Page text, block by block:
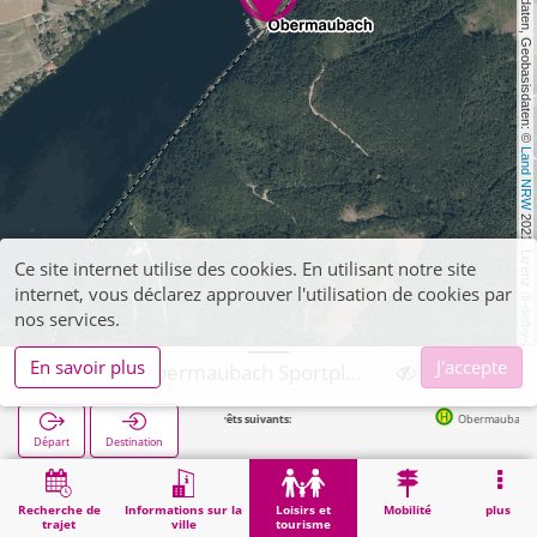
, Kartendaten, Geobasisdaten: ©
Land NRW
2021, Lizenz
dl-de/by-2-0
Recherche de
trajet
Informations sur la
ville
Loisirs et
tourisme
Mobilité plus
Départ Destination
Arrêts suivants: Obermaubach Bf in 113m
Démarrage Loisirs et tourisme Kreuzau, Obermaubach Sportplatz
Ce site internet utilise des cookies. En utilisant notre site
internet, vous déclarez approuver l'utilisation de cookies par
nos services.
En savoir plus
J'accepte